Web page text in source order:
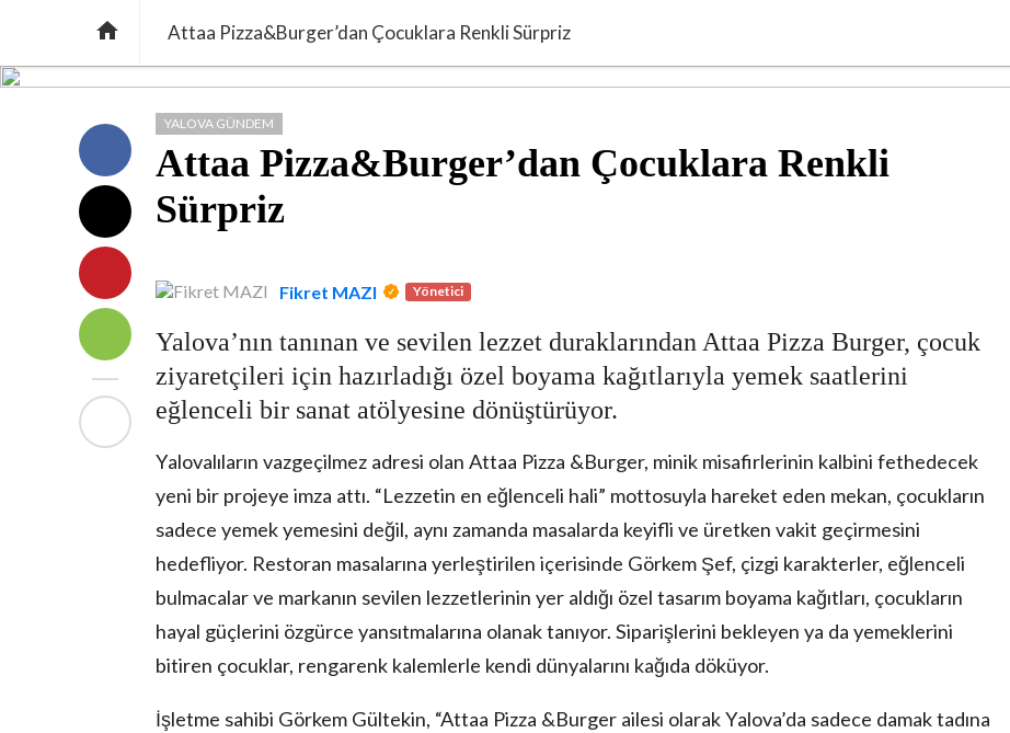
 Attaa Pizza&Burger’dan Çocuklara Renkli Sürpriz
YALOVA GÜNDEM
Attaa Pizza&Burger’dan Çocuklara Renkli
Sürpriz
Fikret MAZI Yönetici
Yalova’nın tanınan ve sevilen lezzet duraklarından Attaa Pizza Burger, çocuk
ziyaretçileri için hazırladığı özel boyama kağıtlarıyla yemek saatlerini
eğlenceli bir sanat atölyesine dönüştürüyor.
Yalovalıların vazgeçilmez adresi olan Attaa Pizza &Burger, minik misafirlerinin kalbini fethedecek
yeni bir projeye imza attı. “Lezzetin en eğlenceli hali” mottosuyla hareket eden mekan, çocukların
sadece yemek yemesini değil, aynı zamanda masalarda keyifli ve üretken vakit geçirmesini
hedefliyor. Restoran masalarına yerleştirilen içerisinde Görkem Şef, çizgi karakterler, eğlenceli
bulmacalar ve markanın sevilen lezzetlerinin yer aldığı özel tasarım boyama kağıtları, çocukların
hayal güçlerini özgürce yansıtmalarına olanak tanıyor. Siparişlerini bekleyen ya da yemeklerini
bitiren çocuklar, rengarenk kalemlerle kendi dünyalarını kağıda döküyor.
İşletme sahibi Görkem Gültekin, “Attaa Pizza &Burger ailesi olarak Yalova’da sadece damak tadına